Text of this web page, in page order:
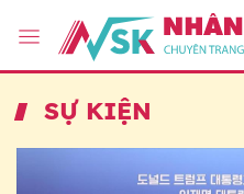
SỰ KIỆN